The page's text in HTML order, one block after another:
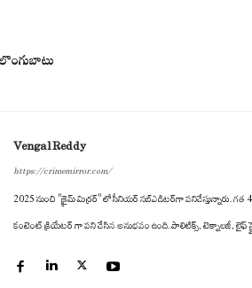
Vengal Reddy
https://crimemirror.com/
2025 నుంచి "క్రైమ్ మిర్రర్" లో సీనియర్ సబ్‌ఎడిటర్‌గా పనిచేస్తున్నారు.
కంటెంట్ క్రియేటర్ గా పని చేసిన అనుభవం ఉంది. పాలిటిక్స్‌, టెక్నాలజీ, లైఫ్‌